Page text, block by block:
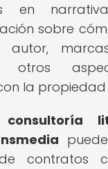
en
sobre
autor,
otros
la propiedad
consultoría
contratos